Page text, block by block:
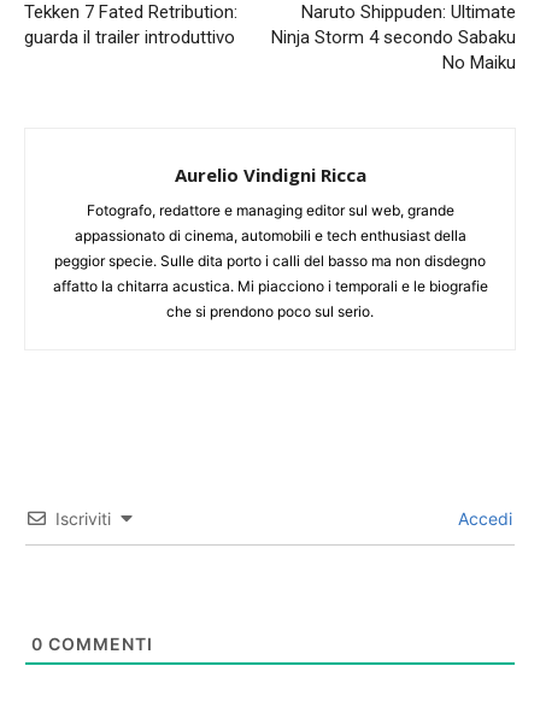
Tekken 7 Fated Retribution:
guarda il trailer introduttivo
Naruto Shippuden: Ultimate
Ninja Storm 4 secondo Sabaku
No Maiku
Aurelio Vindigni Ricca
Fotografo, redattore e managing editor sul web, grande
appassionato di cinema, automobili e tech enthusiast della
peggior specie. Sulle dita porto i calli del basso ma non disdegno
affatto la chitarra acustica. Mi piacciono i temporali e le biografie
che si prendono poco sul serio.
Iscriviti Accedi
0 COMMENTI